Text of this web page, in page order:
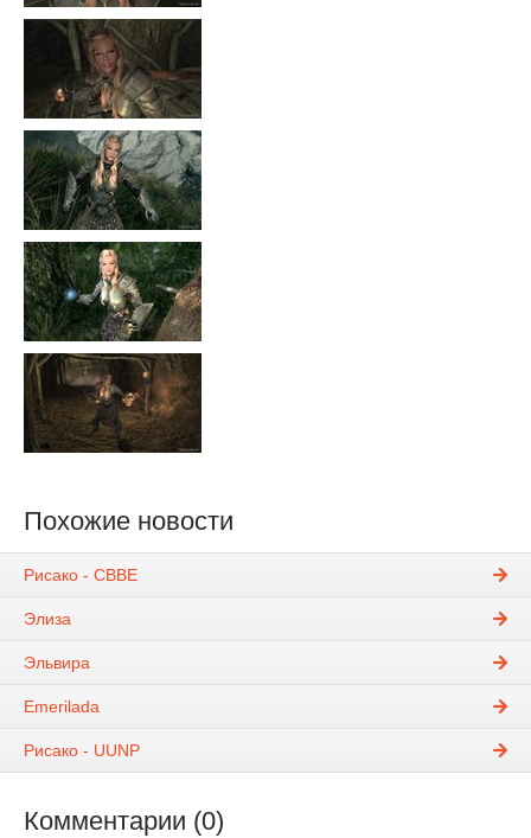
Похожие новости
Рисако - CBBE
Элиза
Эльвира
Emerilada
Рисако - UUNP
Комментарии (0)